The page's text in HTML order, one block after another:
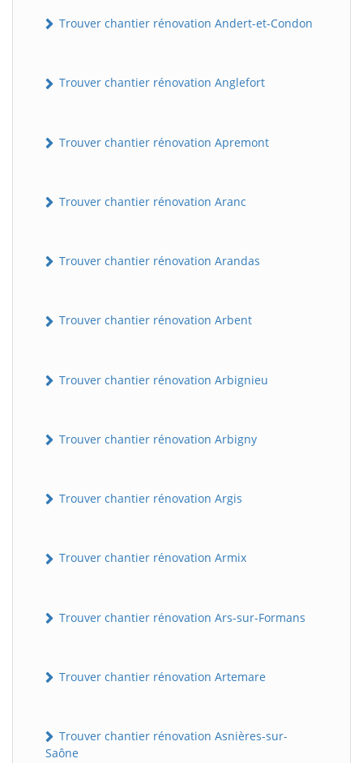
Trouver chantier rénovation Andert-et-Condon
Trouver chantier rénovation Anglefort
Trouver chantier rénovation Apremont
Trouver chantier rénovation Aranc
Trouver chantier rénovation Arandas
Trouver chantier rénovation Arbent
Trouver chantier rénovation Arbignieu
Trouver chantier rénovation Arbigny
Trouver chantier rénovation Argis
Trouver chantier rénovation Armix
Trouver chantier rénovation Ars-sur-Formans
Trouver chantier rénovation Artemare
Trouver chantier rénovation Asnières-sur-
Saône